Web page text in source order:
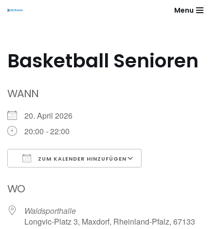
Menu
Basketball Senioren
WANN
20. April 2026
20:00 - 22:00
ZUM KALENDER HINZUFÜGEN
WO
Waldsporthalle
Longvic-Platz 3, Maxdorf, Rheinland-Pfalz, 67133